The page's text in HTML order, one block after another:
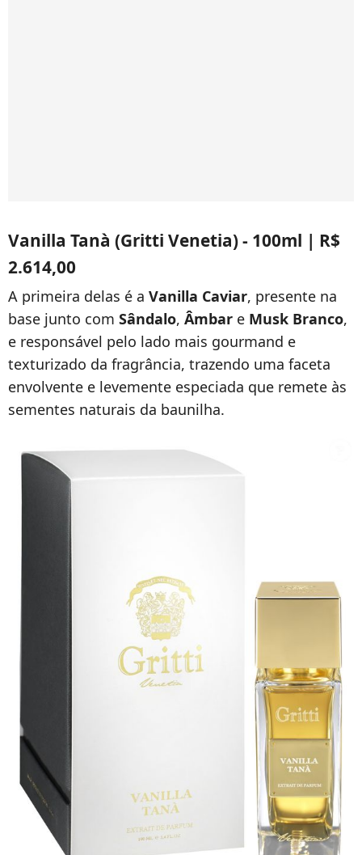
Vanilla Tanà (Gritti Venetia) - 100ml | R$
2.614,00
A primeira delas é a Vanilla Caviar, presente na
base junto com Sândalo, Âmbar e Musk Branco,
e responsável pelo lado mais gourmand e
texturizado da fragrância, trazendo uma faceta
envolvente e levemente especiada que remete às
sementes naturais da baunilha.